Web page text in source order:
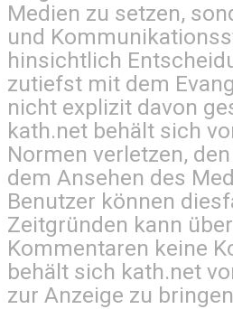
Medien zu setzen,
und
hinsichtlich
zutiefst mit dem
nicht explizit davon
kath.net behält sich
Normen verletzen,
dem Ansehen des
Benutzer können
Zeitgründen kann
Kommentaren keine
behält sich kath.net
zur Anzeige zu